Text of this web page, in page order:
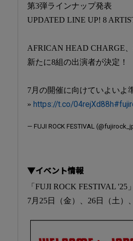
第3弾ラインナップ発表
UPDATED LINE UP! 8
AFRICAN HEAD CHARGE
新たに8組の出演者が決定！
7月の開催に向けていよいよ
» https://t.co/04rejXd88h
— FUJI ROCK FESTIVAL
▼イベント情報
「FUJI ROCK FESTIVAL '25」
7月25日（金）、26日（土）